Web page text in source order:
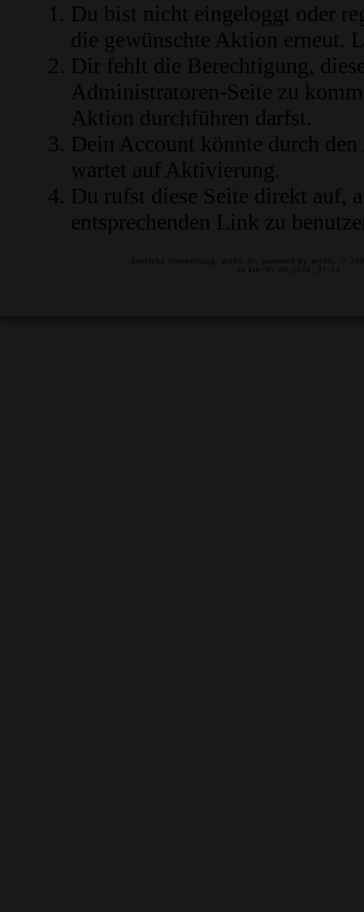
Du bist nicht eingeloggt oder
die gewünschte Aktion erneut.
Dir fehlt die Berechtigung,
Administratoren-Seite zu
Aktion durchführen darfst.
Dein Account könnte durch
wartet auf Aktivierung.
Du rufst diese Seite direkt auf,
entsprechenden Link zu
es ist:
07.08.2026, 21:14